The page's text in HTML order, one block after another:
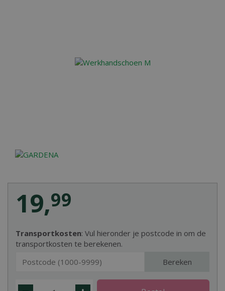
Transportkosten: Vul hieronder je postcode in om de
transportkosten te berekenen.
Bereken
19,99